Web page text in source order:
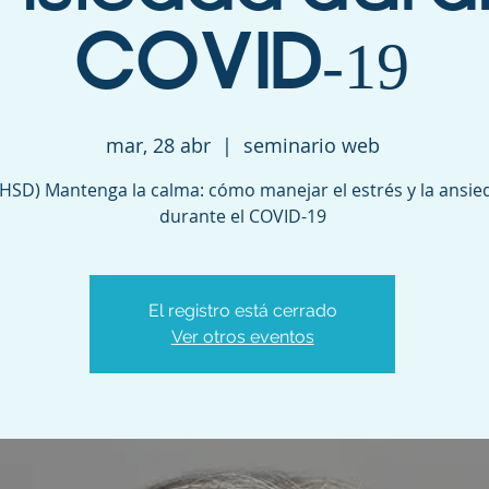
COVID-19
mar, 28 abr
  |
seminario web
Mantenga la calma: cómo manejar el estrés y la
durante el COVID-19
El registro está cerrado
Ver otros eventos